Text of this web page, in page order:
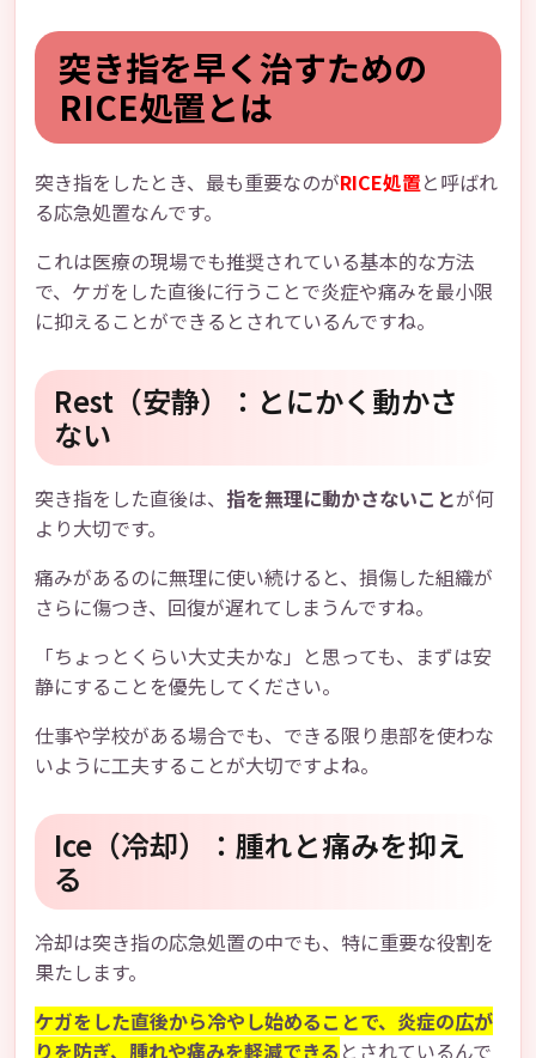
突き指を早く治すための
RICE処置とは
突き指をしたとき、最も重要なのがRICE処置と呼ばれ
る応急処置なんです。
これは医療の現場でも推奨されている基本的な方法
で、ケガをした直後に行うことで炎症や痛みを最小限
に抑えることができるとされているんですね。
Rest（安静）：とにかく動かさ
ない
突き指をした直後は、 指を無理に動かさないことが何
より大切です。
痛みがあるのに無理に使い続けると、損傷した組織が
さらに傷つき、回復が遅れてしまうんですね。
「ちょっとくらい大丈夫かな」と思っても、まずは安
静にすることを優先してください。
仕事や学校がある場合でも、できる限り患部を使わな
いように工夫することが大切ですよね。
Ice（冷却）：腫れと痛みを抑え
る
冷却は突き指の応急処置の中でも、特に重要な役割を
果たします。
ケガをした直後から冷やし始めることで、炎症の広が
りを防ぎ、腫れや痛みを軽減できる とされているんで